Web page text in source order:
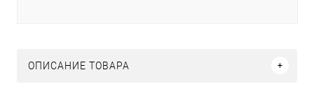
ОПИСАНИЕ ТОВАРА